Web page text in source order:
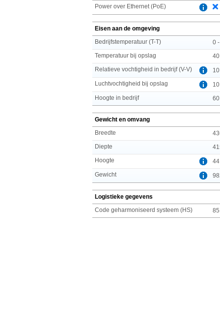
Power over Ethernet (PoE)
Eisen aan de omgeving
Bedrijfstemperatuur (T-T)
0
Temperatuur bij opslag
Relatieve vochtigheid in bedrijf (V-V)
Luchtvochtigheid bij opslag
Hoogte in bedrijf
Gewicht en omvang
Breedte
Diepte
Hoogte
Gewicht
Logistieke gegevens
Code geharmoniseerd systeem (HS)